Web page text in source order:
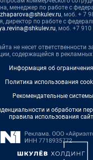
менеджер по работе с
, моб. + 7
директор по работе с
, моб. +7 910
не несет ответственности
содержащейся в рекламных
Информация об
Политика использования
Рекомендательные системы
и обработки
правила использования